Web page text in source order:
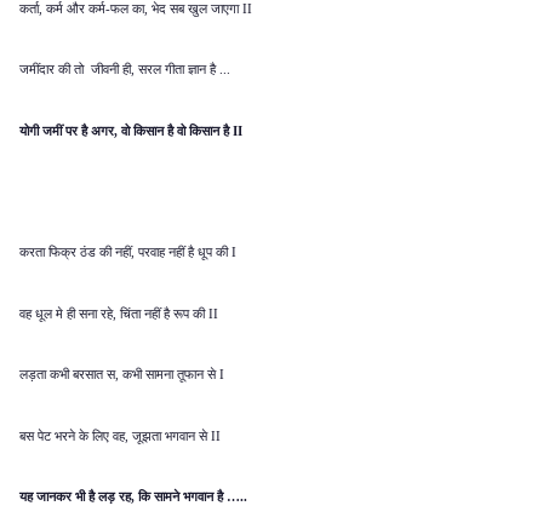
कर्ता, कर्म और कर्म-फल का, भेद सब खुल जाएगाII
जमींदार की तो जीवनी ही, सरल गीता ज्ञान है...
योगी जमीं पर है अगर,वो किसान है वो किसान हैII
करता फिक्र ठंड की नहीं, परवाह नहीं है धूप कीI
वह धूल मे ही सना रहे, चिंता नहीं है रूप कीII
लड़ता कभी बरसात स, कभी सामना तूफान सेI
बस पेट भरने के लिए वह, जूझता भगवान सेII
यह जानकर भी है लड़ रह,कि सामने भगवान है …..